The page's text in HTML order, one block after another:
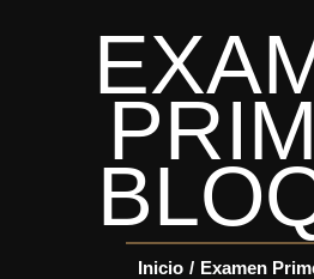
GUÍAS
CIRCUITOS
Inicio / Examen